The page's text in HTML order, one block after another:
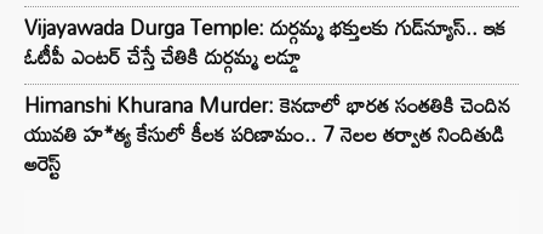
Vijayawada Durga Temple: దుర్గమ్మ భక్తులకు గుడ్‌న్యూస్.. ఇక
ఓటీపీ ఎంటర్ చేస్తే చేతికి దుర్గమ్మ లడ్డూ
Himanshi Khurana Murder: కెనడాలో భారత సంతతికి చెందిన
యువతి హ*త్య కేసులో కీలక పరిణామం.. 7 నెలల తర్వాత నిందితుడి
అరెస్ట్